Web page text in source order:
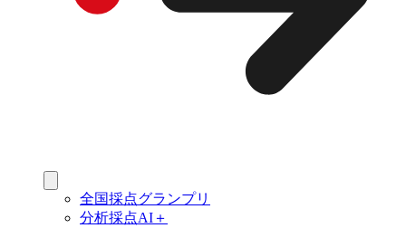
全国採点グランプリ
分析採点AI＋